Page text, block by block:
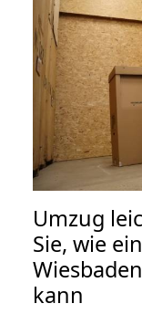
Umzug
Sie, wie
kann